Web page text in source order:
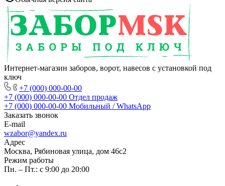
Интернет-магазин заборов, ворот, навесов с установкой под
ключ
+7 (000) 000-00-00
+7 (000) 000-00-00 Отдел продаж
+7 (000) 000-00-00 Мобильный / WhatsApp
Заказать звонок
E-mail
wzabor@yandex.ru
Адрес
Москва, Рябиновая улица, дом 46с2
Режим работы
Пн. – Пт.: с 9:00 до 20:00